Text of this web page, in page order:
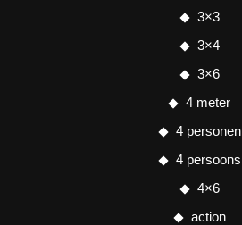
3×3
3×4
3×6
4 meter
4 personen
4 persoons
4×6
action